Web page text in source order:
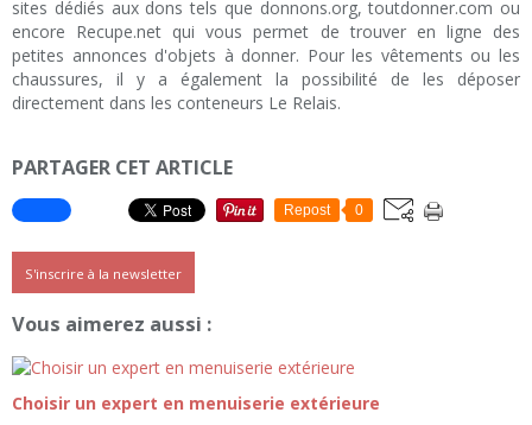
sites dédiés aux dons tels que donnons.org, toutdonner.com ou
encore Recupe.net qui vous permet de trouver en ligne des
petites annonces d'objets à donner. Pour les vêtements ou les
chaussures, il y a également la possibilité de les déposer
directement dans les conteneurs Le Relais.
PARTAGER CET ARTICLE
Repost 0
S'inscrire à la newsletter
Vous aimerez aussi :
Choisir un expert en menuiserie extérieure